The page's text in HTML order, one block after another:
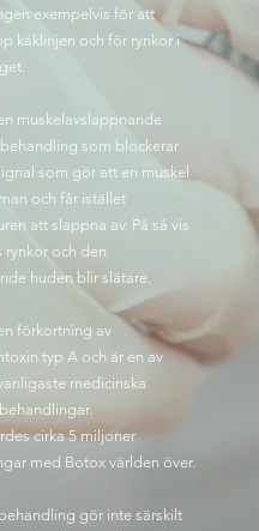
exempelvis för att
käklinjen och för rynkor i
muskelavslappnande
som blockerar
som gör att en muskel
och får istället
att slappna av. På så vis
rynkor och den
huden blir slätare.
förkortning av
typ A och är en av
medicinska
cirka 5 miljoner
med Botox världen över.
gör inte särskilt